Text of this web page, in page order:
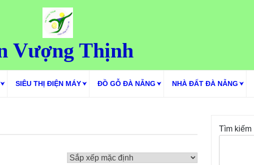
Vượng Thịnh
SIÊU THỊ ĐIỆN MÁY ĐỒ GỖ ĐÀ NẴNG NHÀ ĐẤT ĐÀ NẴNG
Tìm kiếm